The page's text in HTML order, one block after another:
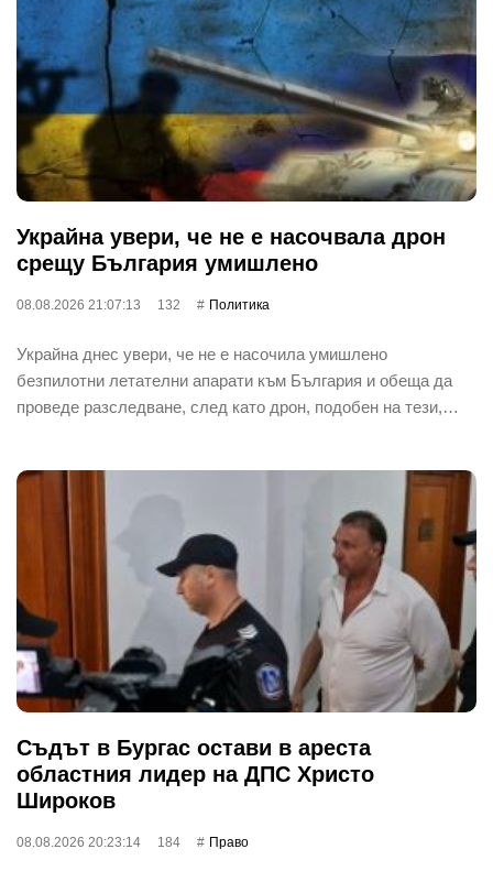
Украйна увери, че не е насочвала дрон
срещу България умишлено
08.08.2026 21:07:13 132 Политика
Украйна днес увери, че не е насочила умишлено
безпилотни летателни апарати към България и обеща да
проведе разследване, след като дрон, подобен на тези,…
Съдът в Бургас остави в ареста
областния лидер на ДПС Христо
Широков
08.08.2026 20:23:14 184 Право